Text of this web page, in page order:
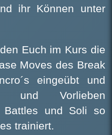
ihr Können unter
Euch im Kurs die
Moves des Break
eingeübt und
und Vorlieben
Battles und Soli so
trainiert.